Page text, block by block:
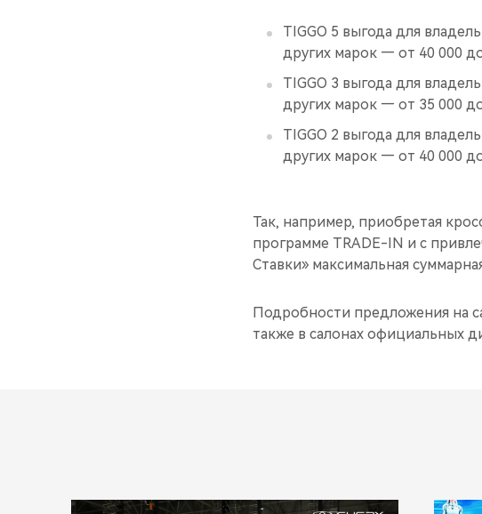
TIGGO 5 выгода для
других марок — от 40 000
TIGGO 3 выгода для
других марок — от 35 000
TIGGO 2 выгода для
других марок — от 40 000
Так, например, приобретая
программе TRADE-IN и с
Ставки» максимальная
Подробности предложения на
также в салонах официальных